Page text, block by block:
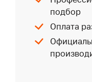
подбор
Оплата